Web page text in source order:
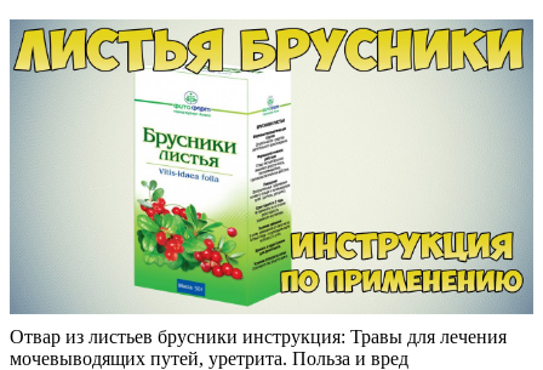
Отвар из листьев брусники инструкция: Травы для лечения
мочевыводящих путей, уретрита. Польза и вред